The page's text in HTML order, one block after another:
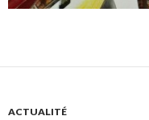
ACTUALITÉ